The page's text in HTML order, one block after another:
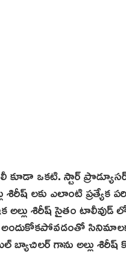
ఒకటి. స్టార్
శిరీష్ లకు ఎలాంటి ప్రత్యేక
శిరీష్ సైతం టాలీవుడ్
సినిమాలకు
బ్యాచిలర్ గాను అల్లు